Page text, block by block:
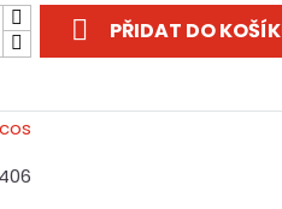
 PŘIDAT DO